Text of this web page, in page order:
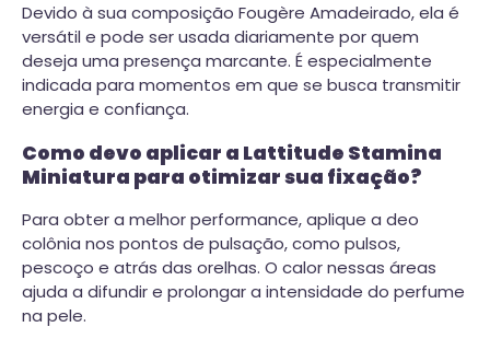
Devido à sua composição Fougère Amadeirado, ela é
versátil e pode ser usada diariamente por quem
deseja uma presença marcante. É especialmente
indicada para momentos em que se busca transmitir
energia e confiança.
Como devo aplicar a Lattitude Stamina
Miniatura para otimizar sua fixação?
Para obter a melhor performance, aplique a deo
colônia nos pontos de pulsação, como pulsos,
pescoço e atrás das orelhas. O calor nessas áreas
ajuda a difundir e prolongar a intensidade do perfume
na pele.